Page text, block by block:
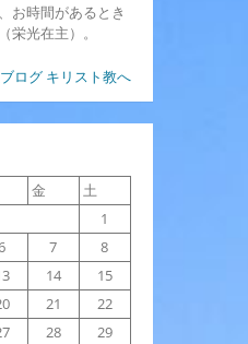
お時間があるとき
栄光在主）。
金
土
1
7
8
14
15
21
22
28
29